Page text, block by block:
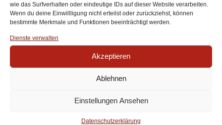
wie das Surfverhalten oder eindeutige IDs auf dieser Website verarbeiten.
Wenn du deine Einwillligung nicht erteilst oder zurückziehst, können
bestimmte Merkmale und Funktionen beeinträchtigt werden.
Dienste verwalten
Akzeptieren
Ablehnen
Einstellungen Ansehen
Datenschutzerklärung
Glottertal
13. September 2026
Am letzten Sontag der Sommerferien
findet wie jedes Jahr wieder das
statt. Die Akkordeon Trachtengruppe
wird nachmittags ein buntes